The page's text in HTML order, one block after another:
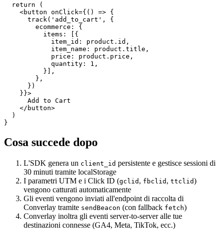
  return (
    <button onClick={() => {
      track('add_to_cart', {
        ecommerce: {
          items: [{
            item_id: product.id,
            item_name: product.title,
            price: product.price,
            quantity: 1,
          }],
        },
      })
    }}>
      Add to Cart
    </button>
  )
}
Cosa succede dopo
L'SDK genera un client_id persistente e gestisce sessioni di
30 minuti tramite localStorage
I parametri UTM e i Click ID (gclid , fbclid , ttclid)
vengono catturati automaticamente
Gli eventi vengono inviati all'endpoint di raccolta di
Converlay tramite sendBeacon (con fallback fetch)
Converlay inoltra gli eventi server-to-server alle tue
destinazioni connesse (GA4, Meta, TikTok, ecc.)